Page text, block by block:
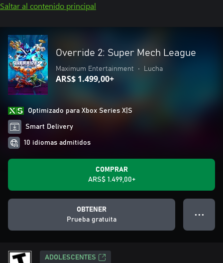
Saltar al contenido principal
Override 2: Super Mech League
Maximum Entertainment • Lucha
ARS$ 1.499,00+
Optimizado para Xbox Series X|S
Smart Delivery
10 idiomas admitidos
COMPRAR
ARS$ 1.499,00+
OBTENER
Prueba gratuita
● ● ●
ADOLESCENTES